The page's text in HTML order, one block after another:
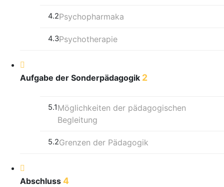
4.2Psychopharmaka
4.3Psychotherapie
Aufgabe der Sonderpädagogik 2
5.1Möglichkeiten der pädagogischen
Begleitung
5.2Grenzen der Pädagogik
Abschluss 4